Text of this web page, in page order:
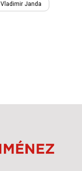
Vladimir Janda